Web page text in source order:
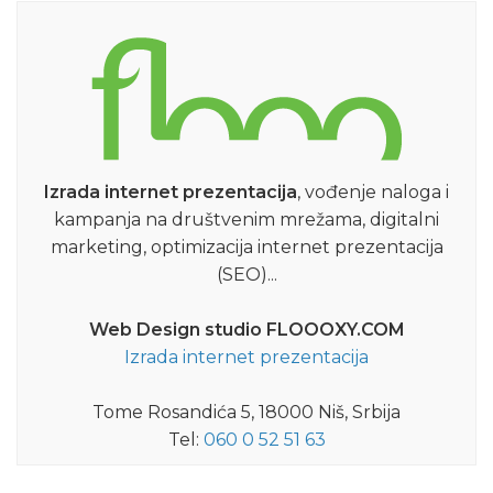
Izrada internet prezentacija, vođenje naloga i
kampanja na društvenim mrežama, digitalni
marketing, optimizacija internet prezentacija
(SEO)...
Web Design studio FLOOOXY.COM
Izrada internet prezentacija
Tome Rosandića 5, 18000 Niš, Srbija
Tel: 060 0 52 51 63